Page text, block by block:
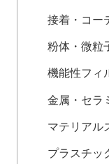
接着・コー
粉体・微粒
機能性フィ
金属・セラ
マテリアル
プラスチッ